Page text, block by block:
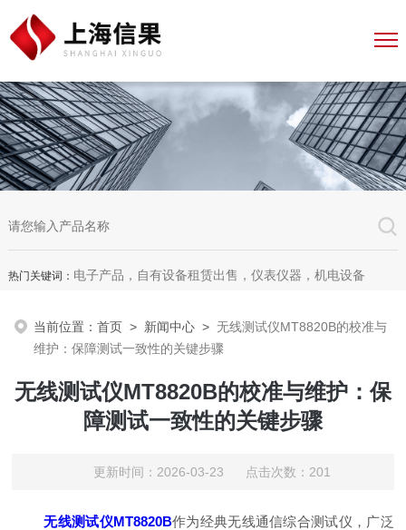
热门关键词： 电子产品，自有设备租赁出售，仪表仪器，机电设备
当前位置：首页 > 新闻中心 >无线测试仪MT8820B的校准与
维护：保障测试一致性的关键步骤
无线测试仪MT8820B的校准与维护：保
障测试一致性的关键步骤
更新时间：2026-03-23 点击次数：201
无线测试仪MT8820B作为经典无线通信综合测试仪，广泛